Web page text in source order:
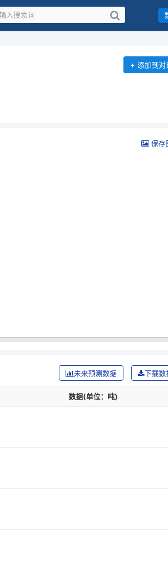
+ 添加到对
保存
下载数
未来预测数据
数据(单位：吨)